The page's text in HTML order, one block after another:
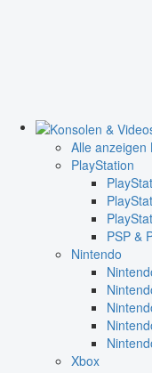
Alle anzeigen
PlayStation
PSP &
Nintendo
Xbox